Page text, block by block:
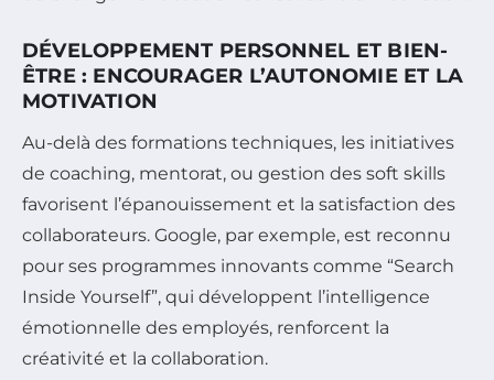
DÉVELOPPEMENT PERSONNEL ET BIEN-
ÊTRE : ENCOURAGER L’AUTONOMIE ET LA
MOTIVATION
Au-delà des formations techniques, les initiatives
de coaching, mentorat, ou gestion des soft skills
favorisent l’épanouissement et la satisfaction des
collaborateurs. Google, par exemple, est reconnu
pour ses programmes innovants comme “Search
Inside Yourself”, qui développent l’intelligence
émotionnelle des employés, renforcent la
créativité et la collaboration.